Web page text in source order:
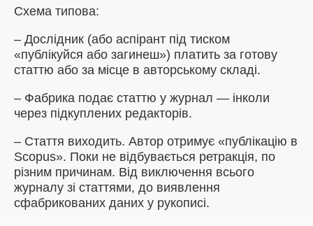
Схема типова:
– Дослідник (або аспірант під тиском
«публікуйся або загинеш») платить за готову
статтю або за місце в авторському складі.
– Фабрика подає статтю у журнал — інколи
через підкуплених редакторів.
– Стаття виходить. Автор отримує «публікацію в
Scopus». Поки не відбувається ретракція, по
різним причинам. Від виключення всього
журналу зі статтями, до виявлення
сфабрикованих даних у рукописі.